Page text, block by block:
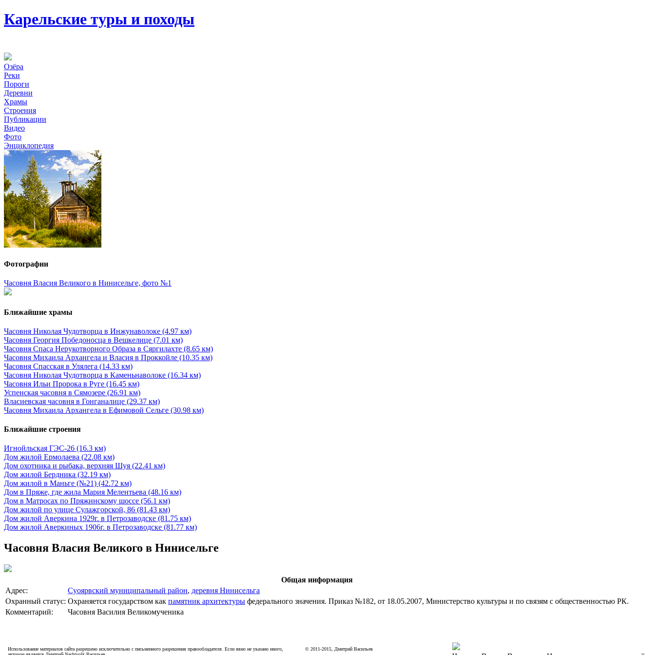
Карельские туры и походы
Озёра
Реки
Пороги
Деревни
Храмы
Строения
Публикации
Видео
Фото
Энциклопедия
Фотографии
Часовня Власия Великого в Нинисельге, фото №1
Ближайшие храмы
Часовня Николая Чудотворца в Инжунаволоке (4.97 км)
Часовня Георгия Победоносца в Вешкелице (7.01 км)
Часовня Спаса Нерукотворного Образа в Сяргилахте (8.65 км)
Часовня Михаила Архангела и Власия в Проккойле (10.35 км)
Часовня Спасская в Улялега (14.33 км)
Часовня Николая Чудотворца в Каменьнаволоке (16.34 км)
Часовня Ильи Пророка в Руге (16.45 км)
Успенская часовня в Сямозере (26.91 км)
Власиевская часовня в Гонганалице (29.37 км)
Часовня Михаила Архангела в Ефимовой Сельге (30.98 км)
Ближайшие строения
Игнойльская ГЭС-26 (16.3 км)
Дом жилой Ермолаева (22.08 км)
Дом охотника и рыбака, верхняя Шуя (22.41 км)
Дом жилой Бердника (32.19 км)
Дом жилой в Маньге (№21) (42.72 км)
Дом в Пряже, где жила Мария Мелентьева (48.16 км)
Дом в Матросах по Пряжинскому шоссе (56.1 км)
Дом жилой по улице Сулажгорской, 86 (81.43 км)
Дом жилой Аверкина 1929г. в Петрозаводске (81.75 км)
Дом жилой Аверкиных 1906г. в Петрозаводске (81.77 км)
Часовня Власия Великого в Нинисельге
Общая информация
Адрес:
Суоярвский муниципальный район, деревня Нинисельга
Охранный статус: Охраняется государством как памятник архитектуры федерального значения. Приказ №182, от 18.05.2007, Министерство культуры и по связям с общественностью РК.
Комментарий:
Часовня Василия Великомученика
Использование материалов сайта разрешено исключительно с письменного разрешения правообладателя. Если явно не указано иного,
© 2011-2015, Дмитрий Васильев